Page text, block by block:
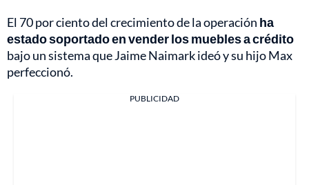
El 70 por ciento del crecimiento de la operación ha
estado soportado en vender los muebles a crédito
bajo un sistema que Jaime Naimark ideó y su hijo Max
perfeccionó.
PUBLICIDAD